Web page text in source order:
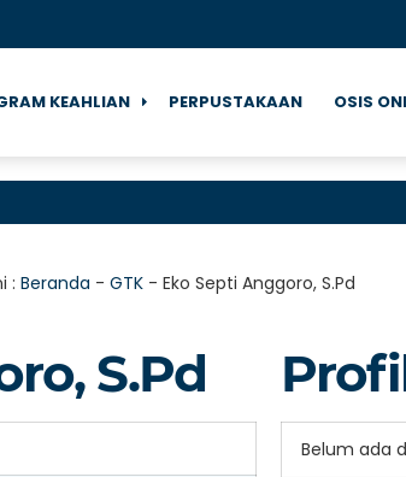
KEAHLIAN PERPUSTAKAAN OSIS
: Beranda - GTK- Eko Septi Anggoro, S.Pd
S.Pd
Belum ada